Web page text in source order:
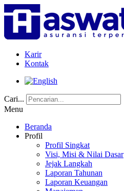
Karir
Kontak
Cari...
Menu
Beranda
Profil
Profil Singkat
Visi, Misi & Nilai Dasar
Jejak Langkah
Laporan Tahunan
Laporan Keuangan